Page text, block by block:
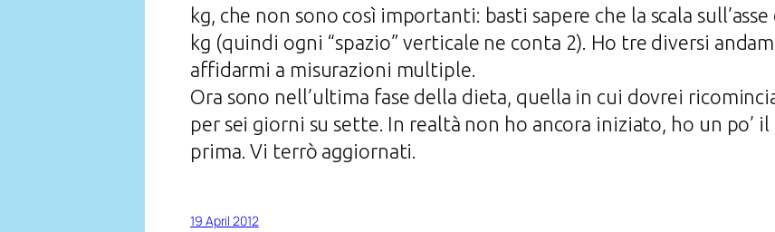
kg, che non sono così importanti: basti sapere che la scala
kg (quindi ogni “spazio” verticale ne conta 2). Ho tre diversi
affidarmi a misurazioni multiple.
Ora sono nell’ultima fase della dieta, quella in cui dovrei
per sei giorni su sette. In realtà non ho ancora iniziato, ho un po’
prima. Vi terrò aggiornati.
19 April 2012